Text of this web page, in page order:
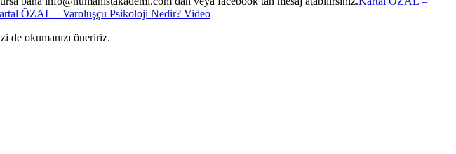
ÖZAL – Varoluşçu Psikoloji Nedir? Video
de okumanızı öneririz.